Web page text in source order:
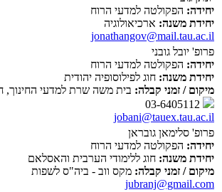
יחידה: הפקולטה למדעי הרוח
יחידת משנה: ארכיאולוגיה
jonathangov@mail.tau.ac.il
פרופ' יובל גובני
יחידה: הפקולטה למדעי הרוח
יחידת משנה: חוג לפילוסופיה יהודית
מיקום / זמני קבלה: בית משה שרת למדעי החינוך, חדר
jobani@tauex.tau.ac.il
פרופ' סלימאן גובראן
יחידה: הפקולטה למדעי הרוח
יחידת משנה: חוג ללימודי הערבית והאסלאם
מיקום / זמני קבלה: מקס ווב - ביה"ס לשפות
jubranj@gmail.com